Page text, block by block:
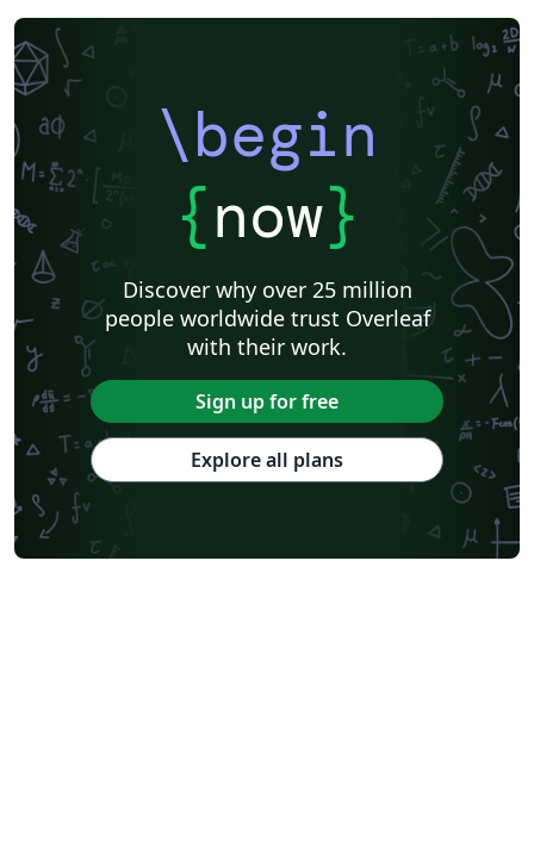
\begin
{now}
Discover why over 25 million
people worldwide trust Overleaf
with their work.
Sign up for free
Explore all plans